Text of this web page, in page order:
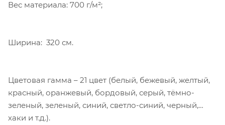
Вес материала: 700 г/м²;
Ширина: 320 см.
Цветовая гамма – 21 цвет (белый, бежевый, желтый,
красный, оранжевый, бордовый, серый, тёмно-
зеленый, зеленый, синий, светло-синий, черный,
хаки и т.д.).
Компания «Торговый Дом Технический
Текстиль» использует cookie-файлы и
обрабатывает персональные данные с
использованием Яндекс Метрики. Это